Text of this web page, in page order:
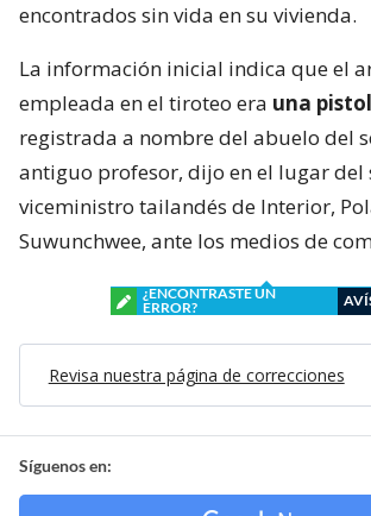
encontrados sin vida en su vivienda.
La información inicial indica que el
empleada en el tiroteo era una
registrada a nombre del abuelo del
antiguo profesor, dijo en el lugar del
viceministro tailandés de Interior,
Suwunchwee, ante los medios de
¿ENCONTRASTE UN
ERROR?
Revisa nuestra página de correcciones
Síguenos en: